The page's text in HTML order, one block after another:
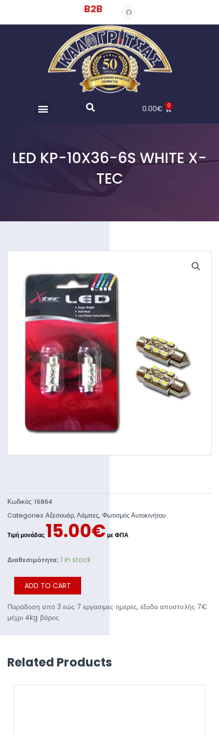
B2B
0.00€ 0
LED KP-10X36-6S WHITE X-
TEC
Κωδικός:16864
Categories Αξεσουάρ,Λάμπες, Φωτισμός Αυτοκινήτου
15.00€
Διαθεσιμότητα: 1 in stock
ADD TO CART
Παράδοση από 3 εώς 7 εργασιμες ημέρες, έξοδα αποστολής 7€
μέχρι 4kg βάρος
Related Products